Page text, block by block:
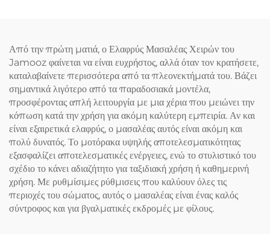
Από την πρώτη ματιά, ο Ελαφρύς Μασαλέας Χειρών του
Jamooz φαίνεται να είναι ευχρήστος, αλλά όταν τον κρατήσετε,
καταλαβαίνετε περισσότερα από τα πλεονεκτήματά του. Βάζει
σημαντικά λιγότερο από τα παραδοσιακά μοντέλα,
προσφέροντας απλή λειτουργία με μια χέρια που μειώνει την
κόπωση κατά την χρήση για ακόμη καλύτερη εμπειρία. Αν και
είναι εξαιρετικά ελαφρύς, ο μασαλέας αυτός είναι ακόμη και
πολύ δυνατός. Το μοτόρακα υψηλής αποτελεσματικότητας
εξασφαλίζει αποτελεσματικές ενέργειες, ενώ το στυλιστικό του
σχέδιο το κάνει αδιαζήτητο για ταξιδιακή χρήση ή καθημερινή
χρήση. Με ρυθμίσιμες ρύθμισεις που καλύουν όλες τις
περιοχές του σώματος, αυτός ο μασαλέας είναι ένας καλός
σύντροφος και για βγαλματικές εκδρομές με φίλους.